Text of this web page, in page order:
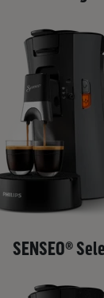
SENSEO®